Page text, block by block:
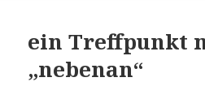
ein Treffpunkt
„nebenan“